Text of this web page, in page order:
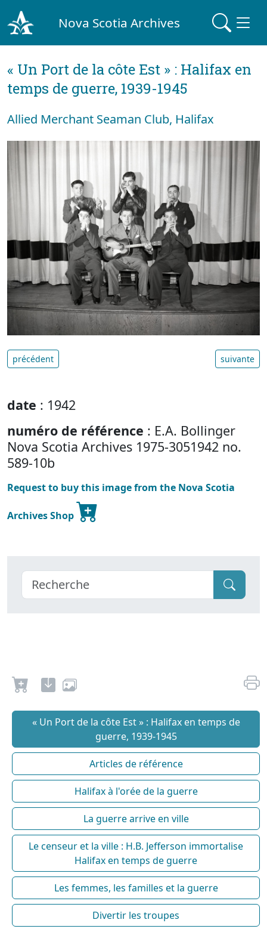
Nova Scotia Archives
« Un Port de la côte Est » : Halifax en
temps de guerre, 1939-1945
Allied Merchant Seaman Club, Halifax
précédent suivante
date : 1942
numéro de référence : E.A. Bollinger
Nova Scotia Archives 1975-3051942 no.
589-10b
Request to buy this image from the Nova Scotia
Archives Shop
« Un Port de la côte Est » : Halifax en temps de
guerre, 1939-1945
Articles de référence
Halifax à l'orée de la guerre
La guerre arrive en ville
Le censeur et la ville : H.B. Jefferson immortalise
Halifax en temps de guerre
Les femmes, les familles et la guerre
Divertir les troupes